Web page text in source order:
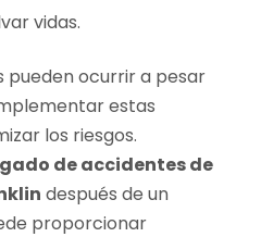
vidas.
pueden ocurrir a pesar
estas
los riesgos.
de accidentes de
después de un
proporcionar